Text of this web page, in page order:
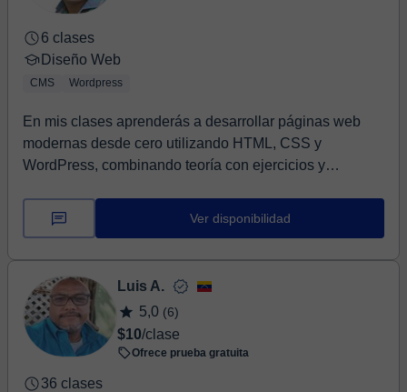
6 clases
Diseño Web
CMS Wordpress
En mis clases aprenderás a desarrollar páginas web
modernas desde cero utilizando HTML, CSS y
WordPress, combinando teoría con ejercicios y
Ver disponibilidad
Luis A.
5,0 (6)
$10/clase
Ofrece prueba gratuita
36 clases